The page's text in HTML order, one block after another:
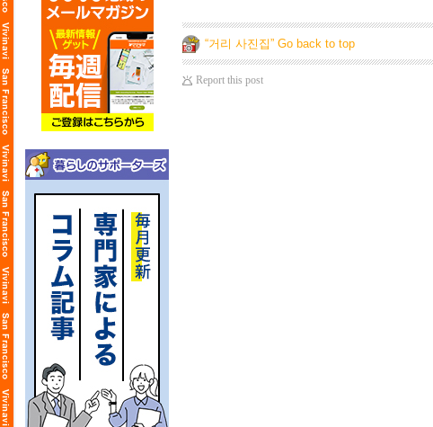
“거리 사진집” Go back to top
Report this post